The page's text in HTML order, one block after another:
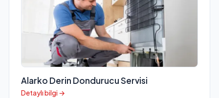
Alarko Derin Dondurucu Servisi
Detaylı bilgi →